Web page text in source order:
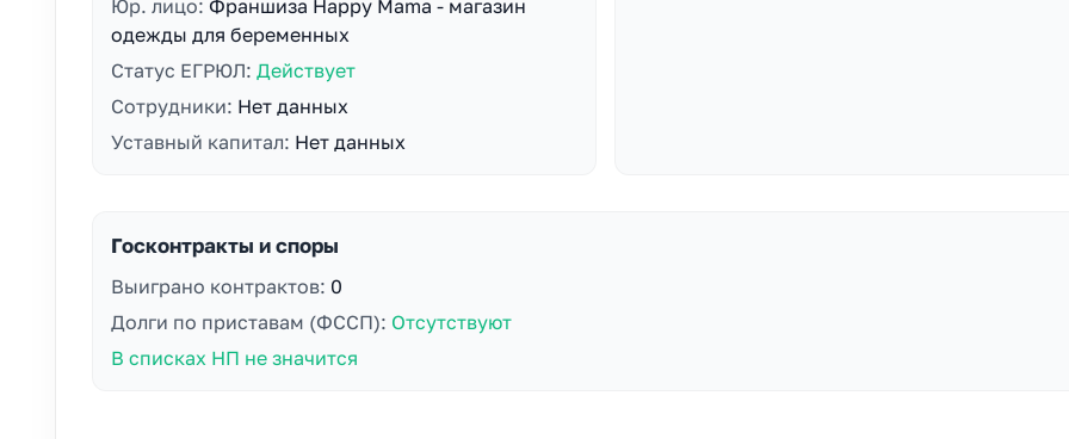
Юр. лицо: Франшиза Happy Mama - магазин
одежды для беременных
Статус ЕГРЮЛ: Действует
Сотрудники: Нет данных
Уставный капитал: Нет данных
Госконтракты и споры
Выиграно контрактов: 0
Долги по приставам (ФССП): Отсутствуют
В списках НП не значится